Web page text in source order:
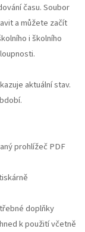
času. Soubor
a můžete začít
i školního
aktuální stav.
prohlížeč PDF
doplňky
k použití včetně